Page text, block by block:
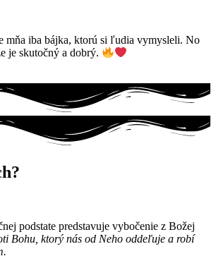
mňa iba bájka, ktorú si ľudia vymysleli. No
je skutočný a dobrý.
podstate predstavuje vybočenie z Božej
Bohu, ktorý nás od Neho oddeľuje a robí